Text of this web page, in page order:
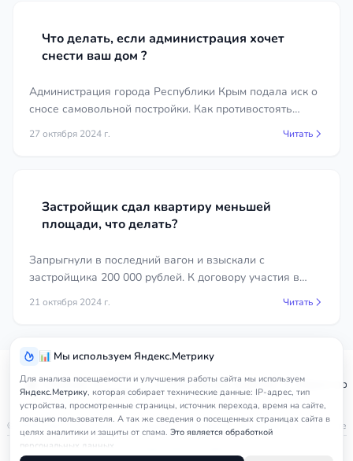
📊 Мы используем Яндекс.Метрику
Для анализа посещаемости и улучшения работы сайта мы используем
Яндекс.Метрику, которая собирает технические данные: IP-адрес, тип
устройства, просмотренные страницы, источник перехода, время на сайте,
локацию пользователя. А так же сведения о посещенных страницах сайта в
целях аналитики и защиты от спама. Это является обработкой
персональных данных.
Что делать, если администрация хочет
снести ваш дом ?
Администрация города Республики Крым подала иск о
сносе самовольной постройки. Как противостоять
незаконному сносу собственного жилья. Актуальная
судебная практика.
27 октября 2024 г. Читать
Застройщик сдал квартиру меньшей
площади, что делать?
Запрыгнули в последний вагон и взыскали с
застройщика 200 000 рублей. К договору участия в
долевом строительстве с 1 сентября 2024 года не
применяется Закон РФ «О защите прав потребителей»
21 октября 2024 г. Читать
Главная
Услуги
юриста
Республика Бурятия Юрист по
© 2026nedicom™. Права на товарный знак зарегистрированы в Роспатенте
Политика в отношении персональных данных